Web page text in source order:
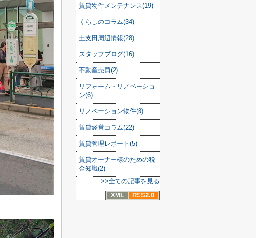
賃貸物件メンテナンス(19)
くらしのコラム(34)
土支田周辺情報(28)
スタッフブログ(16)
不動産売買(2)
リフォーム・リノベーショ
ン(6)
リノベーション物件(8)
賃貸経営コラム(22)
賃貸管理レポート(5)
賃貸オーナー様のための税
金知識(2)
>>全ての記事を見る
XML
RSS2.0